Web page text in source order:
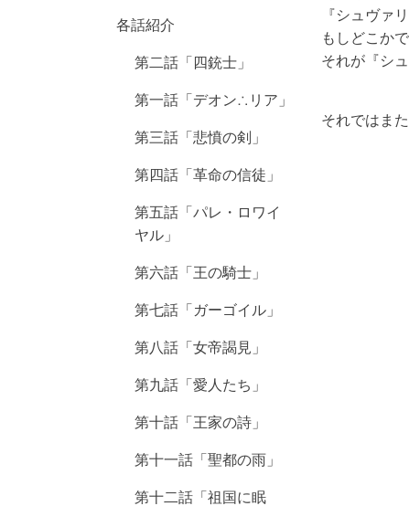
各話紹介
第二話「四銃士」
第一話「デオン∴リア」
第三話「悲憤の剣」
第四話「革命の信徒」
第五話「パレ・ロワイ
ヤル」
第六話「王の騎士」
第七話「ガーゴイル」
第八話「女帝謁見」
第九話「愛人たち」
第十話「王家の詩」
第十一話「聖都の雨」
第十二話「祖国に眠
『シュヴァ
もしどこか
それが『シ
それではま